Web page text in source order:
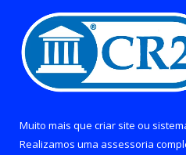
Muito mais que criar site ou
Realizamos uma assessoria